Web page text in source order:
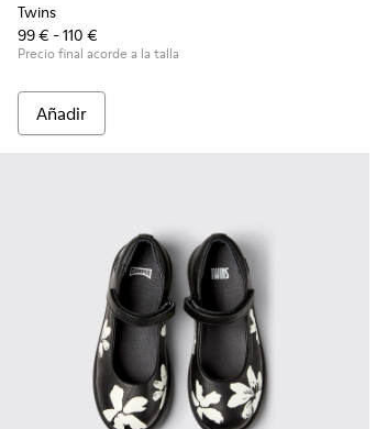
Twins
99 € - 110 €
Precio final acorde a la talla
Añadir